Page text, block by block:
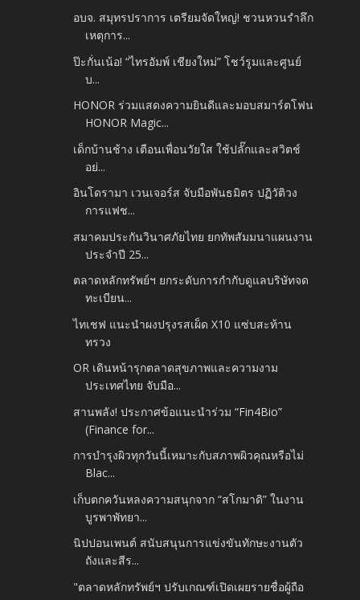
อบจ. สมุทรปราการ เตรียมจัดใหญ่! ชวนหวนรำลึก
เหตุการ...
ป๊ะกั่นเน้อ! “ไทรอัมพ์ เชียงใหม่” โชว์รูมและศูนย์
บ...
HONOR ร่วมแสดงความยินดีและมอบสมาร์ตโฟน
HONOR Magic...
เด็กบ้านช้าง เตือนเพื่อนวัยใส ใช้ปลั๊กและสวิตช์
อย่...
อินโดรามา เวนเจอร์ส จับมือพันธมิตร ปฏิวัติวง
การแฟช...
สมาคมประกันวินาศภัยไทย ยกทัพสัมมนาแผนงาน
ประจำปี 25...
ตลาดหลักทรัพย์ฯ ยกระดับการกำกับดูแลบริษัทจด
ทะเบียน...
ไทเชฟ แนะนำผงปรุงรสเผ็ด X10 แซ่บสะท้าน
ทรวง
OR เดินหน้ารุกตลาดสุขภาพและความงาม
ประเทศไทย จับมือ...
สานพลัง! ประกาศข้อแนะนำร่วม “Fin4Bio”
(Finance for...
การบำรุงผิวทุกวันนี้เหมาะกับสภาพผิวคุณหรือไม่
Blac...
เก็บตกควันหลงความสนุกจาก “สโกมาดิ” ในงาน
บูรพาพัทยา...
นิปปอนเพนต์ สนับสนุนการแข่งขันทักษะงานตัว
ถังและสีร...
"ตลาดหลักทรัพย์ฯ ปรับเกณฑ์เปิดเผยรายชื่อผู้ถือ